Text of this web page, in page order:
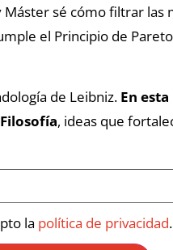
sé cómo filtrar las
el Principio de
de Leibniz. En
, ideas que
la política de privacidad.